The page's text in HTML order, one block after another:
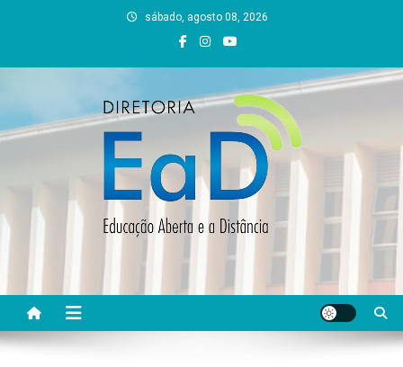
sábado, agosto 08, 2026
DEAD UFVJM